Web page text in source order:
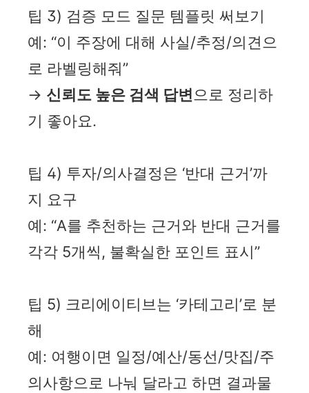
팁 3) 검증 모드 질문 템플릿 써보기
예: “이 주장에 대해 사실/추정/의견으
로 라벨링해줘”
→ 신뢰도 높은 검색 답변 으로 정리하
기 좋아요.
팁 4) 투자/의사결정은 ‘반대 근거’까
지 요구
예: “A를 추천하는 근거와 반대 근거를
각각 5개씩, 불확실한 포인트 표시”
팁 5) 크리에이티브는 ‘카테고리’로 분
해
예: 여행이면 일정/예산/동선/맛집/주
의사항으로 나눠 달라고 하면 결과물